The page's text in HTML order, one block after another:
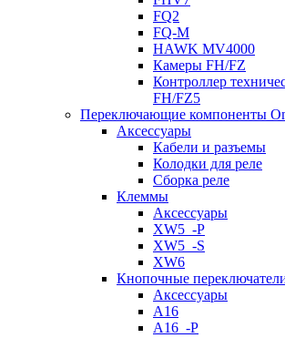
FQ2
FQ-M
HAWK MV4000
Камеры FH/FZ
Контроллер
FH/FZ5
Переключающие компоненты
Аксессуары
Кабели и разъемы
Колодки для реле
Сборка реле
Клеммы
Аксессуары
XW5_-P
XW5_-S
XW6
Кнопочные
Аксессуары
A16
A16_-P